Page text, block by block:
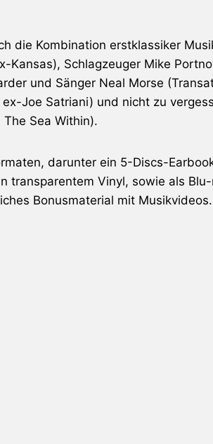
die Kombination erstklassiker
Kansas), Schlagzeuger Mike
und Sänger Neal Morse
Joe Satriani) und nicht zu
Sea Within).
darunter ein 5-Discs-
transparentem Vinyl, sowie als Blu-
Bonusmaterial mit Musikvideos.